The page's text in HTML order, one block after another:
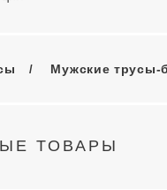
Мужские трусы-
ТОВАРЫ